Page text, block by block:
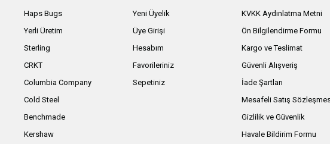
Haps Bugs
Yerli Üretim
Sterling
CRKT
Columbia Company
Cold Steel
Benchmade
Kershaw
Yeni Üyelik
Üye Girişi
Hesabım
Favorileriniz
Sepetiniz
KVKK Aydınlatma Metni
Ön Bilgilendirme Formu
Kargo ve Teslimat
Güvenli Alışveriş
İade Şartları
Mesafeli Satış
Gizlilik ve Güvenlik
Havale Bildirim Formu